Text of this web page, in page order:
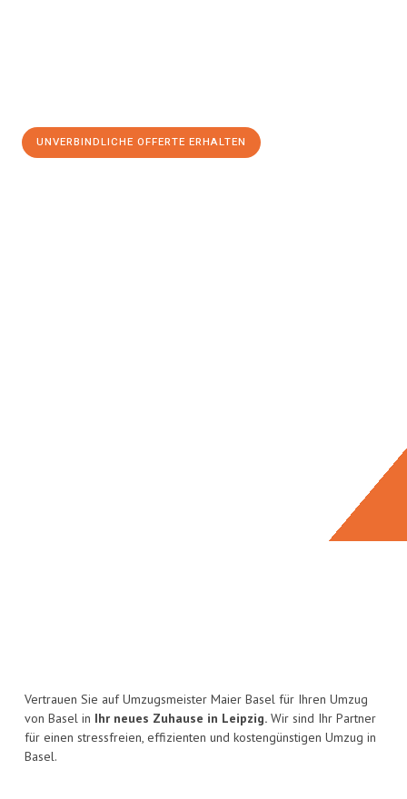
UNVERBINDLICHE OFFERTE ERHALTEN
Vertrauen Sie auf Umzugsmeister Maier Basel für Ihren Umzug
von Basel in Ihr neues Zuhause in Leipzig. Wir sind Ihr Partner
für einen stressfreien, effizienten und kostengünstigen Umzug in
Basel.